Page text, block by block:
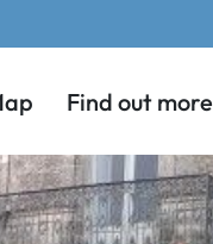
Find out more